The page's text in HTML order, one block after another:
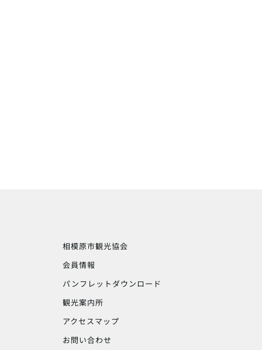
相模原市観光協会
会員情報
パンフレットダウンロード
観光案内所
アクセスマップ
お問い合わせ